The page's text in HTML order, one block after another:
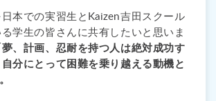
本での実習生とKaizen吉田スクール
学生の皆さんに共有したいと思いま
、計画、忍耐を持つ人は絶対成功す
分にとって困難を乗り越える動機と